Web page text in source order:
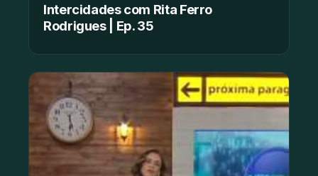
Intercidades com Rita Ferro
Rodrigues | Ep. 35